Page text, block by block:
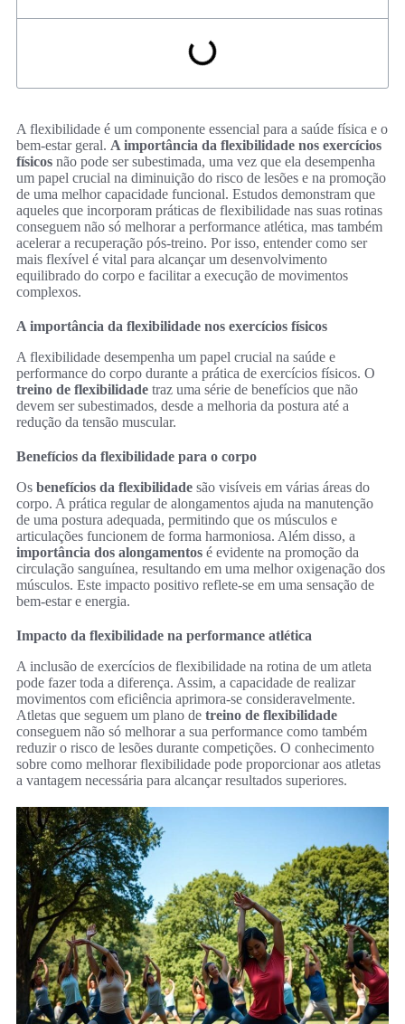
A flexibilidade é um componente essencial para a saúde física e o
bem-estar geral. A importância da flexibilidade nos exercícios
físicos não pode ser subestimada, uma vez que ela desempenha
um papel crucial na diminuição do risco de lesões e na promoção
de uma melhor capacidade funcional. Estudos demonstram que
aqueles que incorporam práticas de flexibilidade nas suas rotinas
conseguem não só melhorar a performance atlética, mas também
acelerar a recuperação pós-treino. Por isso, entender como ser
mais flexível é vital para alcançar um desenvolvimento
equilibrado do corpo e facilitar a execução de movimentos
complexos.
A importância da flexibilidade nos exercícios físicos
A flexibilidade desempenha um papel crucial na saúde e
performance do corpo durante a prática de exercícios físicos. O
treino de flexibilidade traz uma série de benefícios que não
devem ser subestimados, desde a melhoria da postura até a
redução da tensão muscular.
Benefícios da flexibilidade para o corpo
Os benefícios da flexibilidade são visíveis em várias áreas do
corpo. A prática regular de alongamentos ajuda na manutenção
de uma postura adequada, permitindo que os músculos e
articulações funcionem de forma harmoniosa. Além disso, a
importância dos alongamentos é evidente na promoção da
circulação sanguínea, resultando em uma melhor oxigenação dos
músculos. Este impacto positivo reflete-se em uma sensação de
bem-estar e energia.
Impacto da flexibilidade na performance atlética
A inclusão de exercícios de flexibilidade na rotina de um atleta
pode fazer toda a diferença. Assim, a capacidade de realizar
movimentos com eficiência aprimora-se consideravelmente.
Atletas que seguem um plano de treino de flexibilidade
conseguem não só melhorar a sua performance como também
reduzir o risco de lesões durante competições. O conhecimento
sobre como melhorar flexibilidade pode proporcionar aos atletas
a vantagem necessária para alcançar resultados superiores.